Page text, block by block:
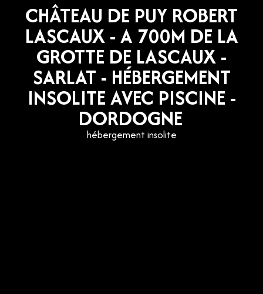
CHÂTEAU DE PUY ROBERT
LASCAUX - A 700M DE LA
GROTTE DE LASCAUX -
SARLAT - HÉBERGEMENT
INSOLITE AVEC PISCINE -
DORDOGNE
hébergement insolite